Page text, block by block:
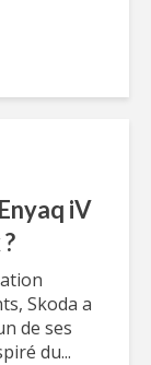
iV
Skoda a
de ses
du...